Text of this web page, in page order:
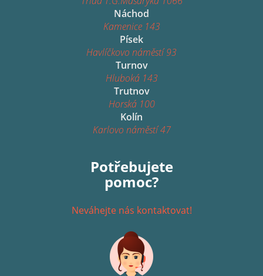
Náchod
Kamenice 143
Písek
Havlíčkovo náměstí 93
Turnov
Hluboká 143
Trutnov
Horská 100
Kolín
Karlovo náměstí 47
Potřebujete
pomoc?
Neváhejte nás kontaktovat!